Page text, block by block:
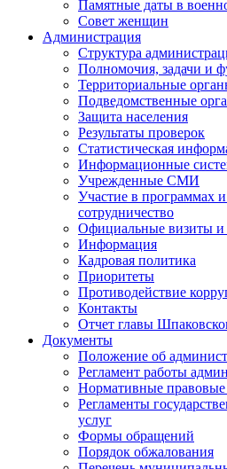
Памятные даты в
Совет женщин
Администрация
Структура
Полномочия, задачи и
Территориальные
Подведомственные
Защита населения
Результаты проверок
Статистическая
Информационные
Учрежденные СМИ
Участие в программах
сотрудничество
Официальные визиты и
Информация
Кадровая политика
Приоритеты
Противодействие
Контакты
Отчет главы
Документы
Положение об
Регламент работы
Нормативные
Регламенты
услуг
Формы обращений
Порядок обжалования